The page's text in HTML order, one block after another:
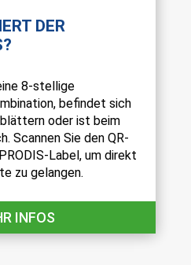
DER
8-stellige
befindet sich
oder ist beim
Scannen Sie den QR-
Label, um direkt
zu gelangen.
INFOS